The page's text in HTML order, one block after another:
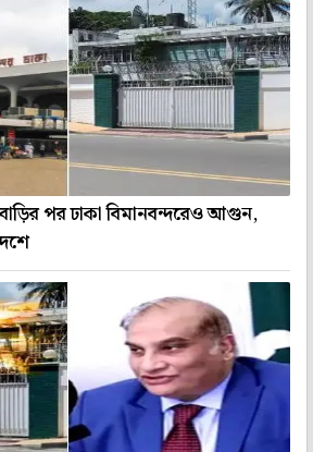
পর ঢাকা বিমানবন্দরেও আগুন,